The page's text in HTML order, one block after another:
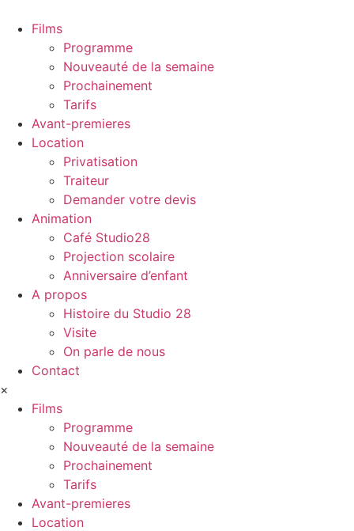
Films
Programme
Nouveauté de la semaine
Prochainement
Tarifs
Avant-premieres
Location
Privatisation
Traiteur
Demander votre devis
Animation
Café Studio28
Projection scolaire
Anniversaire d’enfant
A propos
Histoire du Studio 28
Visite
On parle de nous
Contact
×
Films
Programme
Nouveauté de la semaine
Prochainement
Tarifs
Avant-premieres
Location